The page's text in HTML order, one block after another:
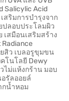
Salicylic Acid
สริมการบำรุงจาก
ปลอบประโลมผิว
เสมือนเสริมสร้าง
สิว เบลอรูขุมขน
โนโลยี Dewy
ไม่แห้งกร้าน มอบ
รัลออยล์
กน้ำหอม